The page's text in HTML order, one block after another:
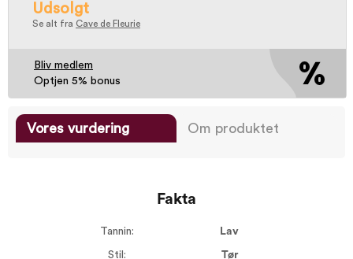
Udsolgt
Se alt fra Cave de Fleurie
Bliv medlem
Optjen 5% bonus
Vores vurdering Om produktet
Fakta
Tannin: Lav
Stil: Tør